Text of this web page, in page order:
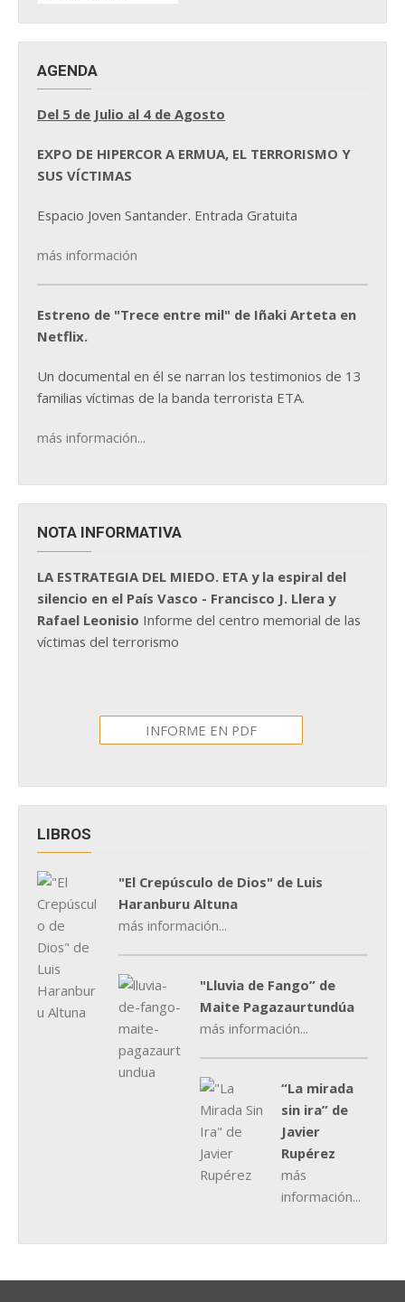
AGENDA
Del 5 de Julio al 4 de Agosto
EXPO DE HIPERCOR A ERMUA, EL TERRORISMO Y
SUS VÍCTIMAS
Espacio Joven Santander. Entrada Gratuita
más información
Estreno de "Trece entre mil" de Iñaki Arteta en
Netflix.
Un documental en él se narran los testimonios de 13
familias víctimas de la banda terrorista ETA.
más información...
NOTA INFORMATIVA
LA ESTRATEGIA DEL MIEDO. ETA y la espiral del
silencio en el País Vasco - Francisco J. Llera y
Rafael Leonisio Informe del centro memorial de las
víctimas del terrorismo
INFORME EN PDF
LIBROS
"El Crepúsculo de Dios" de Luis
Haranburu Altuna
más información...
"Lluvia de Fango” de
Maite Pagazaurtundúa
más información...
“La mirada
sin ira” de
Javier
Rupérez
más
información...